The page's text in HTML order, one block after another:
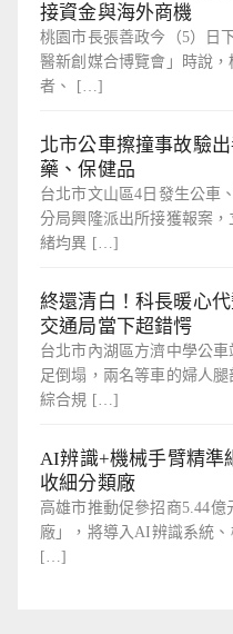
接資金與海外商機
桃園市長張善政今（5）日
醫新創媒合博覽會」時說
者、 […]
北市公車擦撞事故驗
藥、保健品
台北市文山區4日發生公車
分局興隆派出所接獲報案
緒均異 […]
終還清白！科長暖心
交通局當下超錯愕
台北市內湖區方濟中學公
足倒塌，兩名等車的婦人
綜合規 […]
AI辨識+機械手臂精準
收細分類廠
高雄市推動促參招商5.44
廠」，將導入AI辨識系統
[…]